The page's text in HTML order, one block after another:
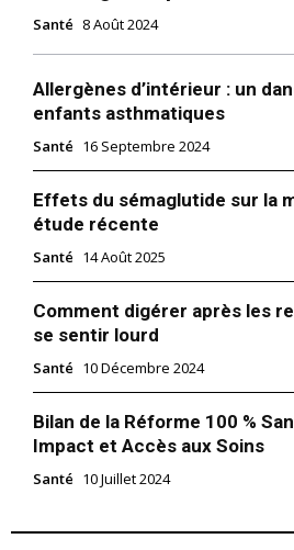
Santé 8 Août 2024
Allergènes d’intérieur : un
enfants asthmatiques
Santé 16 Septembre 2024
Effets du sémaglutide sur la
étude récente
Santé 14 Août 2025
Comment digérer après les
se sentir lourd
Santé 10 Décembre 2024
Bilan de la Réforme 100 %
Impact et Accès aux Soins
Santé 10 Juillet 2024